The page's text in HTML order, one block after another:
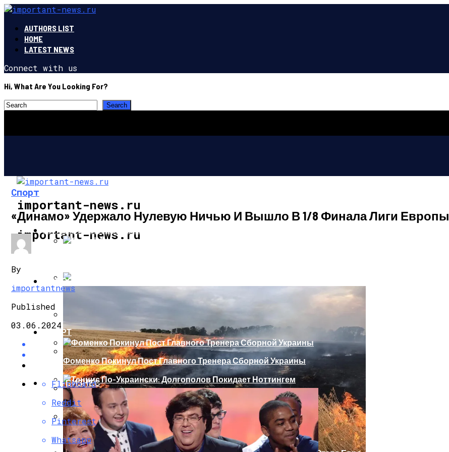
AUTHORS LIST
HOME
LATEST NEWS
Connect with us
Hi, What Are You Looking For?
important-news.ru
important-news.ru
ИНТЕРЕСНОЕ И ПОЗНАВАТЕЛЬНОЕ
В Сети Высмеяли Свадебный Подарок Путина Главе МИД Австрии
«Князь, Где Вы Шлялись»: В Сети Высмеяли Российский Лайнер, «заблудившийся» В Крыму
Репетицию Парада В Киеве Высмеяли Веселыми Фотожабами
В Швеции Белый Медведь Застрял В Окне Отеля, Знатно Позавтракав
НОВОСТИ
СПОРТ
Фоменко Покинул Пост Главного Тренера Сборной Украины
Теннис По-Украински: Долгополов Покидает Ноттингем
Роналду Остается В «Реале» До 2020 Года
ШОУ-БИЗНЕС
Спорт
«Динамо» Удержало Нулевую Ничью И Вышло В 1/8 Финала Лиги Европы
By
importantnews
Published
03.06.2024
Flipboard
Reddit
Pinterest
Whatsapp